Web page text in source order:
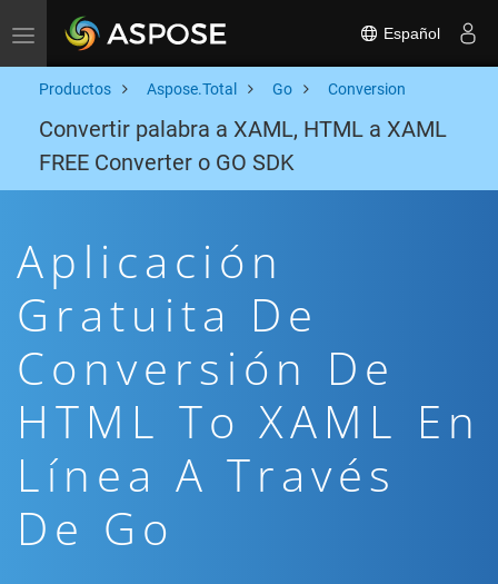
Toggle navigation Español
Productos Aspose.Total Go Conversion
Convertir palabra a XAML, HTML a XAML
FREE Converter o GO SDK
Aplicación
Gratuita De
Conversión De
HTML To XAML En
Línea A Través
De Go